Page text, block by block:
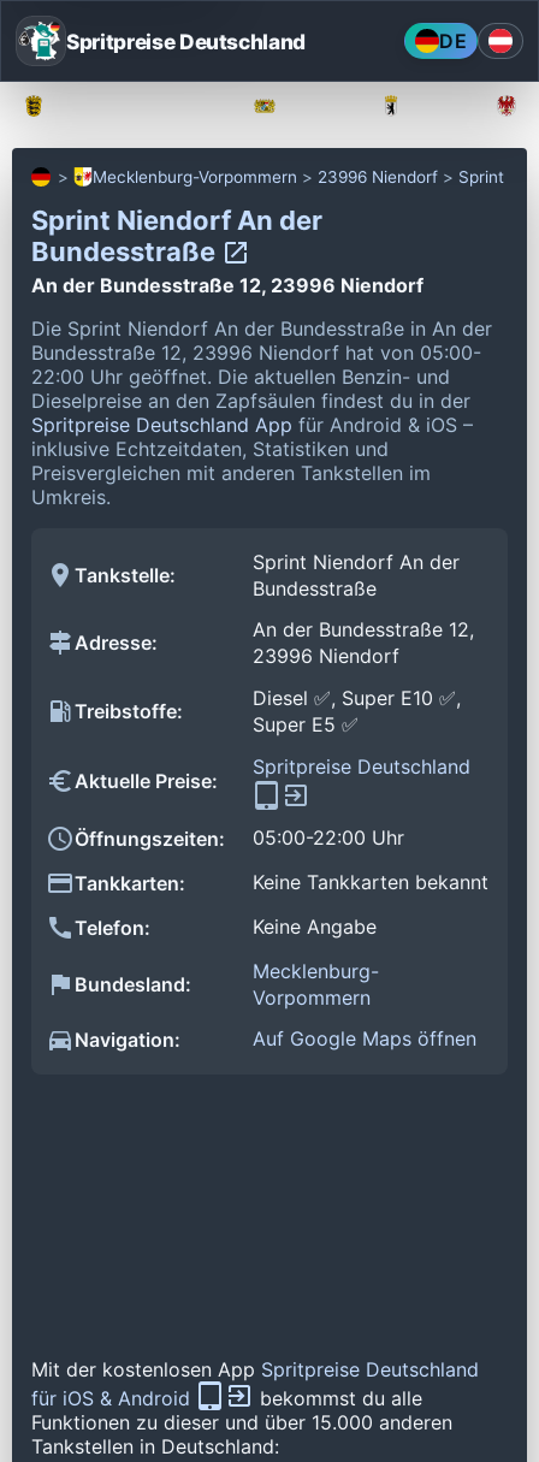
Spritpreise Deutschland DE
Mecklenburg-Vorpommern 23996 Niendorf Sprint
Sprint Niendorf An der
Bundesstraße
An der Bundesstraße 12, 23996 Niendorf
Die Sprint Niendorf An der Bundesstraße in An der
Bundesstraße 12, 23996 Niendorf hat von 05:00-
22:00 Uhr geöffnet. Die aktuellen Benzin- und
Dieselpreise an den Zapfsäulen findest du in der
Spritpreise Deutschland App für Android & iOS –
inklusive Echtzeitdaten, Statistiken und
Preisvergleichen mit anderen Tankstellen im
Umkreis.
Tankstelle:
Sprint Niendorf An der
Bundesstraße
Adresse:
An der Bundesstraße 12,
23996 Niendorf
Treibstoffe:
Diesel ✅, Super E10 ✅,
Super E5 ✅
Aktuelle Preise:
Spritpreise Deutschland
Öffnungszeiten:
05:00-22:00 Uhr
Tankkarten:
Keine Tankkarten bekannt
Telefon:
Keine Angabe
Bundesland:
Mecklenburg-
Vorpommern
Navigation:
Auf Google Maps öffnen
Mit der kostenlosen App Spritpreise Deutschland
für iOS & Android
bekommst du alle
Funktionen zu dieser und über 15.000 anderen
Tankstellen in Deutschland: